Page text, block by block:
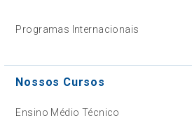
Programas Internacionais
Nossos Cursos
Ensino Médio Técnico